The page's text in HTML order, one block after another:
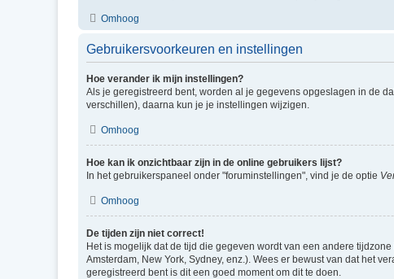
Omhoog
Gebruikersvoorkeuren en instellingen
Hoe verander ik mijn instellingen?
Als je geregistreerd bent, worden al je gegevens opgeslagen in de
verschillen), daarna kun je je instellingen wijzigen.
Omhoog
Hoe kan ik onzichtbaar zijn in de online gebruikers lijst?
In het gebruikerspaneel onder "foruminstellingen", vind je de optie
Omhoog
De tijden zijn niet correct!
Het is mogelijk dat de tijd die gegeven wordt van een andere
Amsterdam, New York, Sydney, enz.). Wees er bewust van dat het
geregistreerd bent is dit een goed moment om dit te doen.